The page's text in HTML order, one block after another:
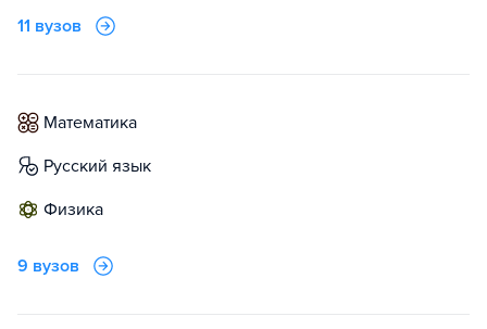
11 вузов
математика
русский язык
физика
9 вузов